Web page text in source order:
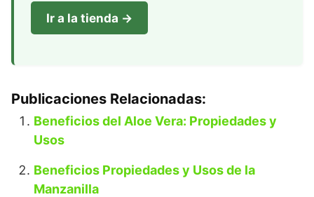
Ir a la tienda →
Publicaciones Relacionadas:
Beneficios del Aloe Vera: Propiedades y
Usos
Beneficios Propiedades y Usos de la
Manzanilla